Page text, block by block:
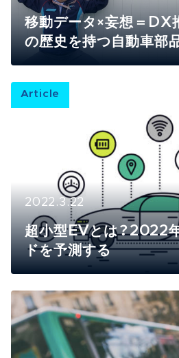
移動データ×妄想＝DX
の歴史を持つ自動車部
を探る
Article
2022.3.22
超小型EVとは？2022
ドを予測する